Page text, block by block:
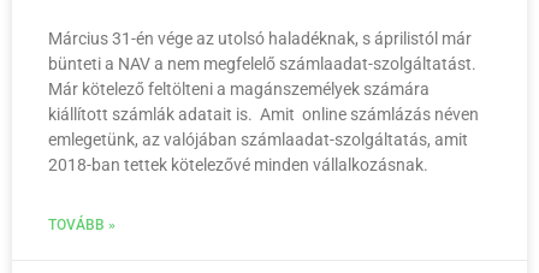
Március 31-én vége az utolsó haladéknak, s áprilistól már
bünteti a NAV a nem megfelelő számlaadat-szolgáltatást.
Már kötelező feltölteni a magánszemélyek számára
kiállított számlák adatait is. Amit online számlázás néven
emlegetünk, az valójában számlaadat-szolgáltatás, amit
2018-ban tettek kötelezővé minden vállalkozásnak.
TOVÁBB »